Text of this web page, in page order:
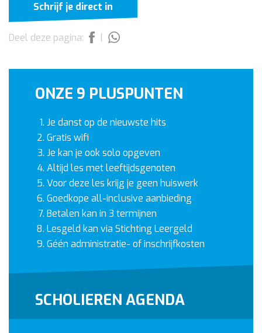
Schrijf je direct in
Deel deze pagina:
ONZE 9 PLUSPUNTEN
Je danst op de nieuwste hits
Gratis wifi
Je kan je ook solo opgeven
Altijd les met leeftijdsgenoten
Voor deze les krijg je geen huiswerk
Goedkope all-inclusive aanbieding
Betalen kan in 3 termijnen
Lesgeld kan via Stichting Leergeld
Géén administratie- of inschrijfkosten
SCHOLIEREN AGENDA